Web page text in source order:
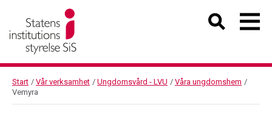
Start / Vår verksamhet / Ungdomsvård - LVU / Våra ungdomshem /
Vemyra